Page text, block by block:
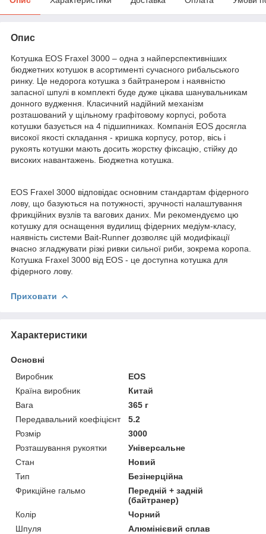
Опис
Котушка EOS Fraxel 3000 – одна з найперспективніших
бюджетних котушок в асортименті сучасного рибальського
ринку. Це недорога котушка з байтранером і наявністю
запасної шпулі в комплекті буде дуже цікава шанувальникам
донного вудження. Класичний надійний механізм
розташований у щільному графітовому корпусі, робота
котушки базується на 4 підшипниках. Компанія EOS досягла
високої якості складання - кришка корпусу, ротор, вісь і
рукоять котушки мають досить жорстку фіксацію, стійку до
високих навантажень. Бюджетна котушка.
EOS Fraxel 3000 відповідає основним стандартам фідерного
лову, що базуються на потужності, зручності налаштування
фрикційних вузлів та вагових даних. Ми рекомендуємо цю
котушку для оснащення вудилищ фідерних медіум-класу,
наявність системи Bait-Runner дозволяє цій модифікації
вчасно згладжувати різкі ривки сильної риби, зокрема коропа.
Котушка Fraxel 3000 від EOS - це доступна котушка для
фідерного лову.
Приховати
Характеристики
Основні
Виробник
EOS
Країна виробник
Китай
Вага
365 г
Передавальний коефіцієнт
5.2
Розмір
3000
Розташування рукоятки
Універсальне
Стан
Новий
Тип
Безінерційна
Фрикційне гальмо
Передній + задній
(байтранер)
Колір
Чорний
Шпуля
Алюмінієвий сплав